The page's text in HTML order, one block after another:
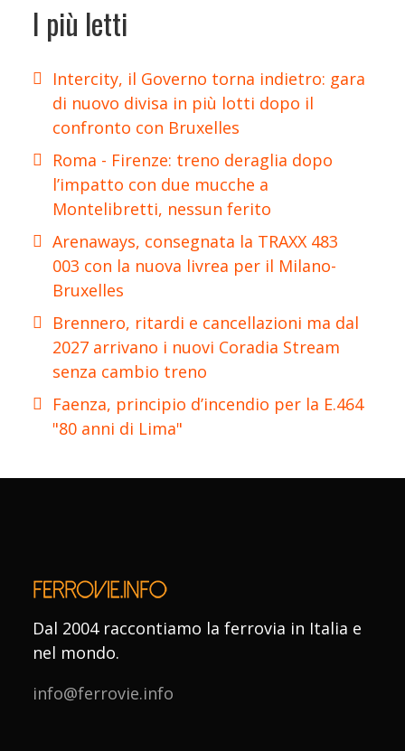
I più letti
Intercity, il Governo torna indietro: gara
di nuovo divisa in più lotti dopo il
confronto con Bruxelles
Roma - Firenze: treno deraglia dopo
l’impatto con due mucche a
Montelibretti, nessun ferito
Arenaways, consegnata la TRAXX 483
003 con la nuova livrea per il Milano-
Bruxelles
Brennero, ritardi e cancellazioni ma dal
2027 arrivano i nuovi Coradia Stream
senza cambio treno
Faenza, principio d’incendio per la E.464
"80 anni di Lima"
Dal 2004 raccontiamo la ferrovia in Italia e
nel mondo.
info@ferrovie.info